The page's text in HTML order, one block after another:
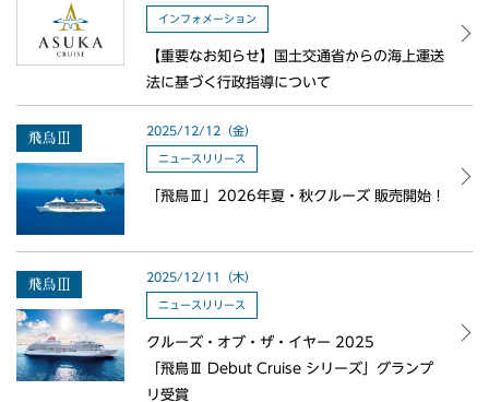
インフォメーション
【重要なお知らせ】国土交通省からの海上運送
法に基づく行政指導について
2025/12/12（金）
ニュースリリース
「飛鳥Ⅲ」2026年夏・秋クルーズ 販売開始！
2025/12/11（木）
ニュースリリース
クルーズ・オブ・ザ・イヤー 2025
「飛鳥Ⅲ Debut Cruise シリーズ」グランプ
リ受賞